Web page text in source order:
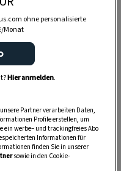
ohne personalisierte
Monat
Hier anmelden.
Partner verarbeiten Daten,
Profile erstellen, um
ein werbe– und trackingfreies Abo
Informationen für
finden Sie in unserer
sowie in den Cookie-